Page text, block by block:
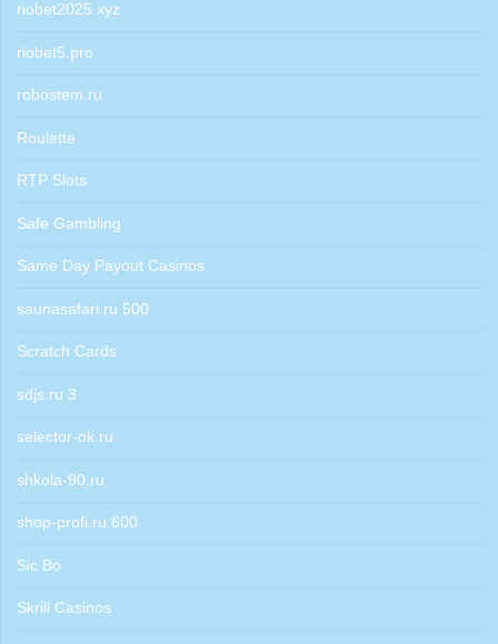
riobet2025.xyz
riobet5.pro
robostem.ru
Roulette
RTP Slots
Safe Gambling
Same Day Payout Casinos
saunasafari.ru 500
Scratch Cards
sdjs.ru 3
selector-ok.ru
shkola-90.ru
shop-profi.ru 600
Sic Bo
Skrill Casinos